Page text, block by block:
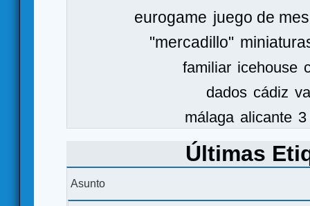
eurogame juego de
"mercadillo"
familiar icehouse
dados cádiz
málaga alicante
Últimas
Asunto